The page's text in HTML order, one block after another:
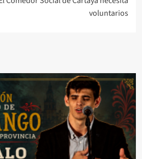
voluntarios